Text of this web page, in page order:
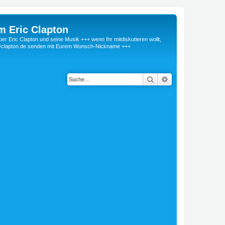
Eric Clapton
Eric Clapton und seine Musik +++ wenn Ihr mitdiskutieren wollt,
senden mit Eurem Wunsch-Nickname +++
Suche